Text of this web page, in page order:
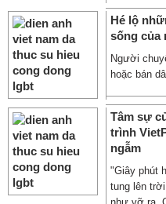
Hé lộ
sống
Người
hoặc bán
Tâm sự
trình
ngẫm
"Giây phút
tung lên